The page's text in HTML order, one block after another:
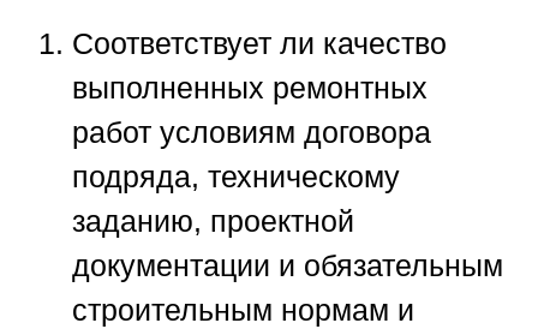
Соответствует ли качество
выполненных ремонтных
работ условиям договора
подряда, техническому
заданию, проектной
документации и обязательным
строительным нормам и